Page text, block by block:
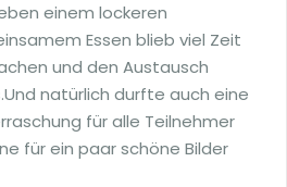
einem lockeren
Essen blieb viel Zeit
und den Austausch
natürlich durfte auch eine
für alle Teilnehmer
für ein paar schöne Bilder